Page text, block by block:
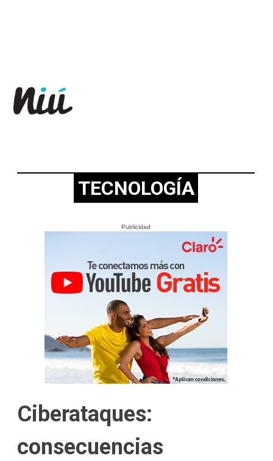
TECNOLOGÍA
Publicidad
Ciberataques:
consecuencias